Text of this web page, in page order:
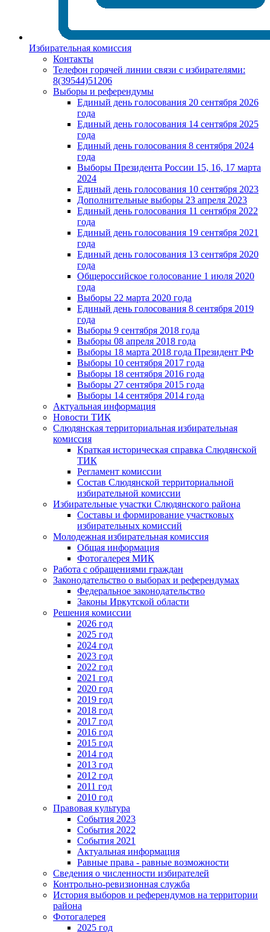
Избирательная комиссия
Контакты
Телефон горячей линии связи с избирателями:
8(39544)51206
Выборы и референдумы
Единый день голосования 20 сентября 2026
года
Единый день голосования 14 сентября 2025
года
Единый день голосования 8 сентября 2024
года
Выборы Президента России 15, 16, 17 марта
2024
Единый день голосования 10 сентября 2023
Дополнительные выборы 23 апреля 2023
Единый день голосования 11 сентября 2022
года
Единый день голосования 19 сентября 2021
года
Единый день голосования 13 сентября 2020
года
Общероссийское голосование 1 июля 2020
года
Выборы 22 марта 2020 года
Единый день голосования 8 сентября 2019
года
Выборы 9 сентября 2018 года
Выборы 08 апреля 2018 года
Выборы 18 марта 2018 года Президент РФ
Выборы 10 сентября 2017 года
Выборы 18 сентября 2016 года
Выборы 27 сентября 2015 года
Выборы 14 сентября 2014 года
Актуальная информация
Новости ТИК
Слюдянская территориальная избирательная
комиссия
Краткая историческая справка Слюдянской
ТИК
Регламент комиссии
Состав Слюдянской территориальной
избирательной комиссии
Избирательные участки Слюдянского района
Составы и формирование участковых
избирательных комиссий
Молодежная избирательная комиссия
Общая информация
Фотогалерея МИК
Работа с обращениями граждан
Законодательство о выборах и референдумах
Федеральное законодательство
Законы Иркутской области
Решения комиссии
2026 год
2025 год
2024 год
2023 год
2022 год
2021 год
2020 год
2019 год
2018 год
2017 год
2016 год
2015 год
2014 год
2013 год
2012 год
2011 год
2010 год
Правовая культура
События 2023
События 2022
События 2021
Актуальная информация
Равные права - равные возможности
Сведения о численности избирателей
Контрольно-ревизионная служба
История выборов и референдумов на территории
района
Фотогалерея
2025 год